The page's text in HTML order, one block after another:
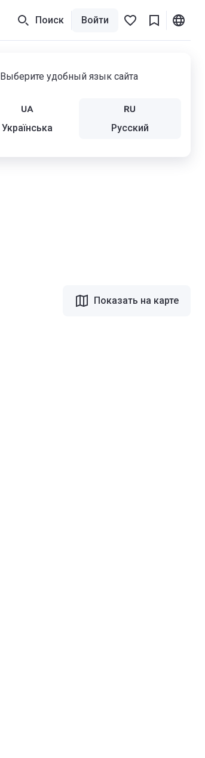
Поиск Войти
Выберите удобный язык сайта
Українська Русский
Показать на карте